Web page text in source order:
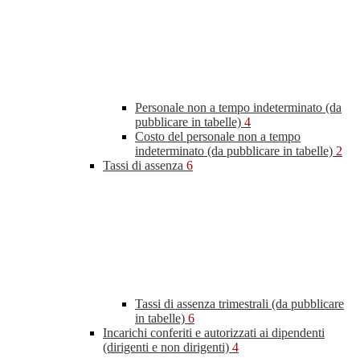
Personale non a tempo indeterminato (da
pubblicare in tabelle) 4
Costo del personale non a tempo
indeterminato (da pubblicare in tabelle) 2
Tassi di assenza 6
Tassi di assenza trimestrali (da pubblicare
in tabelle) 6
Incarichi conferiti e autorizzati ai dipendenti
(dirigenti e non dirigenti) 4